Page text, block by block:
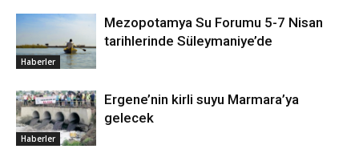
Haberler
Mezopotamya Su Forumu 5-7 Nisan
tarihlerinde Süleymaniye’de
Haberler
Ergene’nin kirli suyu Marmara’ya
gelecek